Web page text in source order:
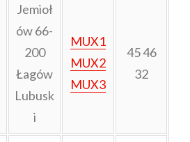
Jemioł
ów 66-
200
Łagów
Lubusk
i
MUX1
MUX2
MUX3
45 46
32